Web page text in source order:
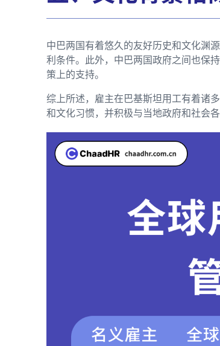
中巴两国有着悠久的友好历史和文化渊
利条件。此外，中巴两国政府之间也保
策上的支持。
综上所述，雇主在巴基斯坦用工有着诸
和文化习惯，并积极与当地政府和社会